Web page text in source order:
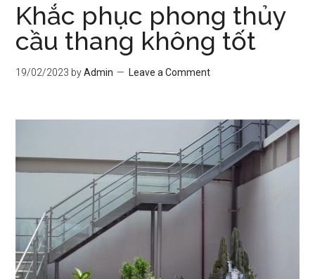
Khắc phục phong thủy
cầu thang không tốt
19/02/2023 byAdmin Leave a Comment